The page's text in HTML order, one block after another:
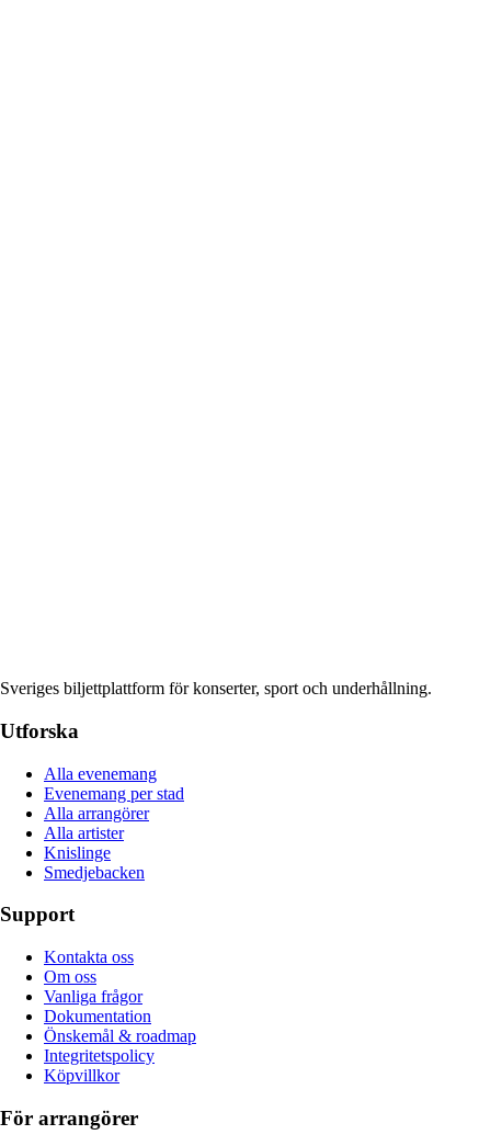
Sveriges biljettplattform för konserter, sport och underhållning.
Utforska
Alla evenemang
Evenemang per stad
Alla arrangörer
Alla artister
Knislinge
Smedjebacken
Support
Kontakta oss
Om oss
Vanliga frågor
Dokumentation
Önskemål & roadmap
Integritetspolicy
Köpvillkor
För arrangörer